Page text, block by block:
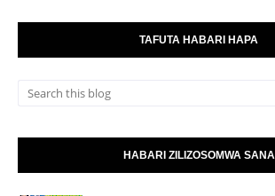
TAFUTA HABARI HAPA
HABARI ZILIZOSOMWA SANA